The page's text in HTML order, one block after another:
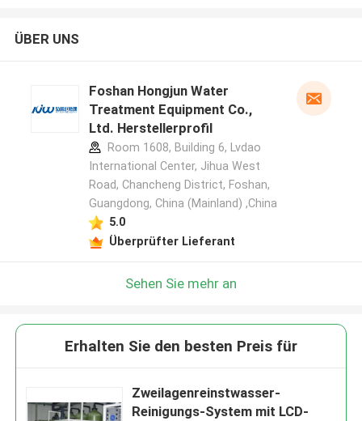
ÜBER UNS
Foshan Hongjun Water
Treatment Equipment Co.,
Ltd. Herstellerprofil
Room 1608, Building 6, Lvdao
International Center, Jihua West
Road, Chancheng District, Foshan,
Guangdong, China (Mainland) ,China
5.0
Überprüfter Lieferant
Sehen Sie mehr an
Erhalten Sie den besten Preis für
Zweilagenreinstwasser-
Reinigungs-System mit LCD-